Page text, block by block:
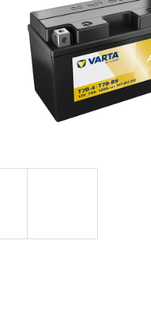
2 298 Kč